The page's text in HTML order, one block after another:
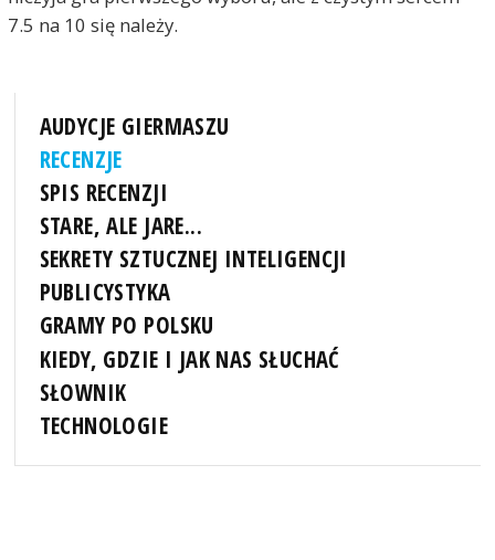
7.5 na 10 się należy.
AUDYCJE GIERMASZU
RECENZJE
SPIS RECENZJI
STARE, ALE JARE...
SEKRETY SZTUCZNEJ INTELIGENCJI
PUBLICYSTYKA
GRAMY PO POLSKU
KIEDY, GDZIE I JAK NAS SŁUCHAĆ
SŁOWNIK
TECHNOLOGIE